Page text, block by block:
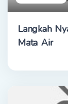
Langkah
Mata Air